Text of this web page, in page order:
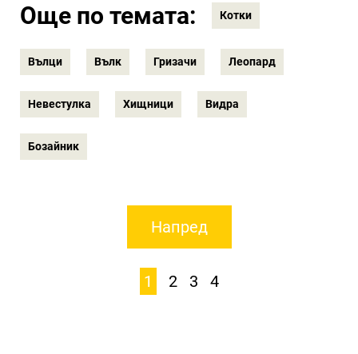
Още по темата: Котки
Вълци Вълк Гризачи Леопард
Невестулка Хищници Видра
Бозайник
Напред
1 2 3 4